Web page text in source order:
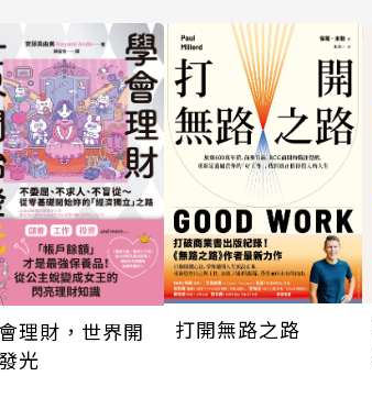
理財，世界開
光
打開無路之路